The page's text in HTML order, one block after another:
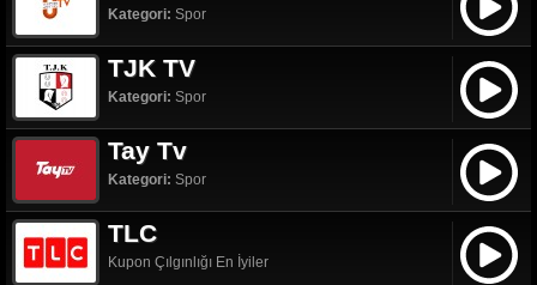
Kategori: Spor
TJK TV
Kategori: Spor
Tay Tv
Kategori: Spor
TLC
Kupon Çılgınlığı En İyiler